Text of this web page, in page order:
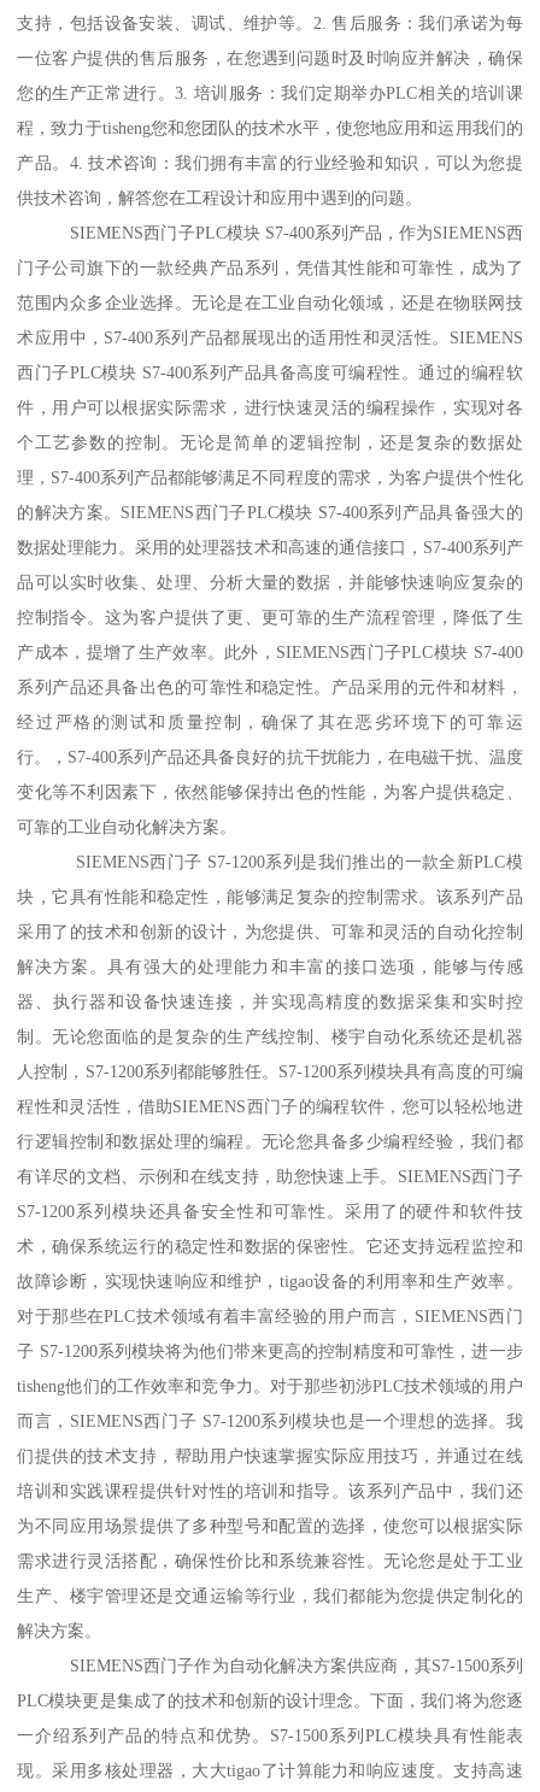
支持，包括设备安装、调试、维护等。2. 售后服务：我们承诺为每
一位客户提供的售后服务，在您遇到问题时及时响应并解决，确保
您的生产正常进行。3. 培训服务：我们定期举办PLC相关的培训课
程，致力于tisheng您和您团队的技术水平，使您地应用和运用我们的
产品。4. 技术咨询：我们拥有丰富的行业经验和知识，可以为您提
供技术咨询，解答您在工程设计和应用中遇到的问题。
SIEMENS西门子PLC模块 S7-400系列产品，作为SIEMENS西
门子公司旗下的一款经典产品系列，凭借其性能和可靠性，成为了
范围内众多企业选择。无论是在工业自动化领域，还是在物联网技
术应用中，S7-400系列产品都展现出的适用性和灵活性。SIEMENS
西门子PLC模块 S7-400系列产品具备高度可编程性。通过的编程软
件，用户可以根据实际需求，进行快速灵活的编程操作，实现对各
个工艺参数的控制。无论是简单的逻辑控制，还是复杂的数据处
理，S7-400系列产品都能够满足不同程度的需求，为客户提供个性化
的解决方案。SIEMENS西门子PLC模块 S7-400系列产品具备强大的
数据处理能力。采用的处理器技术和高速的通信接口，S7-400系列产
品可以实时收集、处理、分析大量的数据，并能够快速响应复杂的
控制指令。这为客户提供了更、更可靠的生产流程管理，降低了生
产成本，提增了生产效率。此外，SIEMENS西门子PLC模块 S7-400
系列产品还具备出色的可靠性和稳定性。产品采用的元件和材料，
经过严格的测试和质量控制，确保了其在恶劣环境下的可靠运
行。，S7-400系列产品还具备良好的抗干扰能力，在电磁干扰、温度
变化等不利因素下，依然能够保持出色的性能，为客户提供稳定、
可靠的工业自动化解决方案。
SIEMENS西门子 S7-1200系列是我们推出的一款全新PLC模
块，它具有性能和稳定性，能够满足复杂的控制需求。该系列产品
采用了的技术和创新的设计，为您提供、可靠和灵活的自动化控制
解决方案。具有强大的处理能力和丰富的接口选项，能够与传感
器、执行器和设备快速连接，并实现高精度的数据采集和实时控
制。无论您面临的是复杂的生产线控制、楼宇自动化系统还是机器
人控制，S7-1200系列都能够胜任。S7-1200系列模块具有高度的可编
程性和灵活性，借助SIEMENS西门子的编程软件，您可以轻松地进
行逻辑控制和数据处理的编程。无论您具备多少编程经验，我们都
有详尽的文档、示例和在线支持，助您快速上手。SIEMENS西门子
S7-1200系列模块还具备安全性和可靠性。采用了的硬件和软件技
术，确保系统运行的稳定性和数据的保密性。它还支持远程监控和
故障诊断，实现快速响应和维护，tigao设备的利用率和生产效率。
对于那些在PLC技术领域有着丰富经验的用户而言，SIEMENS西门
子 S7-1200系列模块将为他们带来更高的控制精度和可靠性，进一步
tisheng他们的工作效率和竞争力。对于那些初涉PLC技术领域的用户
而言，SIEMENS西门子 S7-1200系列模块也是一个理想的选择。我
们提供的技术支持，帮助用户快速掌握实际应用技巧，并通过在线
培训和实践课程提供针对性的培训和指导。该系列产品中，我们还
为不同应用场景提供了多种型号和配置的选择，使您可以根据实际
需求进行灵活搭配，确保性价比和系统兼容性。无论您是处于工业
生产、楼宇管理还是交通运输等行业，我们都能为您提供定制化的
解决方案。
SIEMENS西门子作为自动化解决方案供应商，其S7-1500系列
PLC模块更是集成了的技术和创新的设计理念。下面，我们将为您逐
一介绍系列产品的特点和优势。S7-1500系列PLC模块具有性能表
现。采用多核处理器，大大tigao了计算能力和响应速度。支持高速